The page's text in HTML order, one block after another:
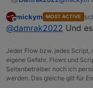
Offline
mickym MOST ACTIVE
@damrak2022 Und
Jeder Flow bzw. jedes
eigene Gefahr. Flows und
Seitenbetreiber noch ich
werden. Das gleiche gilt für